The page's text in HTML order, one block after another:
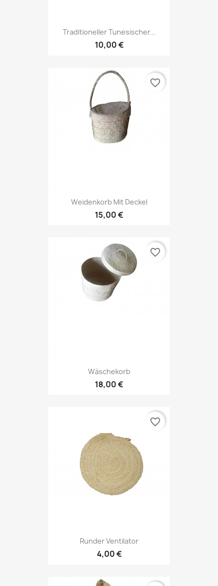
Traditioneller Tunesischer...
10,00 €
Weidenkorb Mit Deckel
15,00 €
favorite_border
Wäschekorb
18,00 €
favorite_border
Runder Ventilator
4,00 €
favorite_border